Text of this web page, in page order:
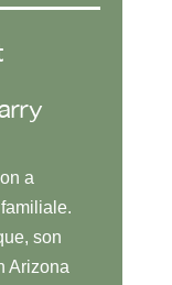
a
son
Arizona